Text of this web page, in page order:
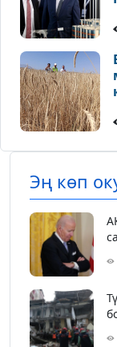
Эң көп